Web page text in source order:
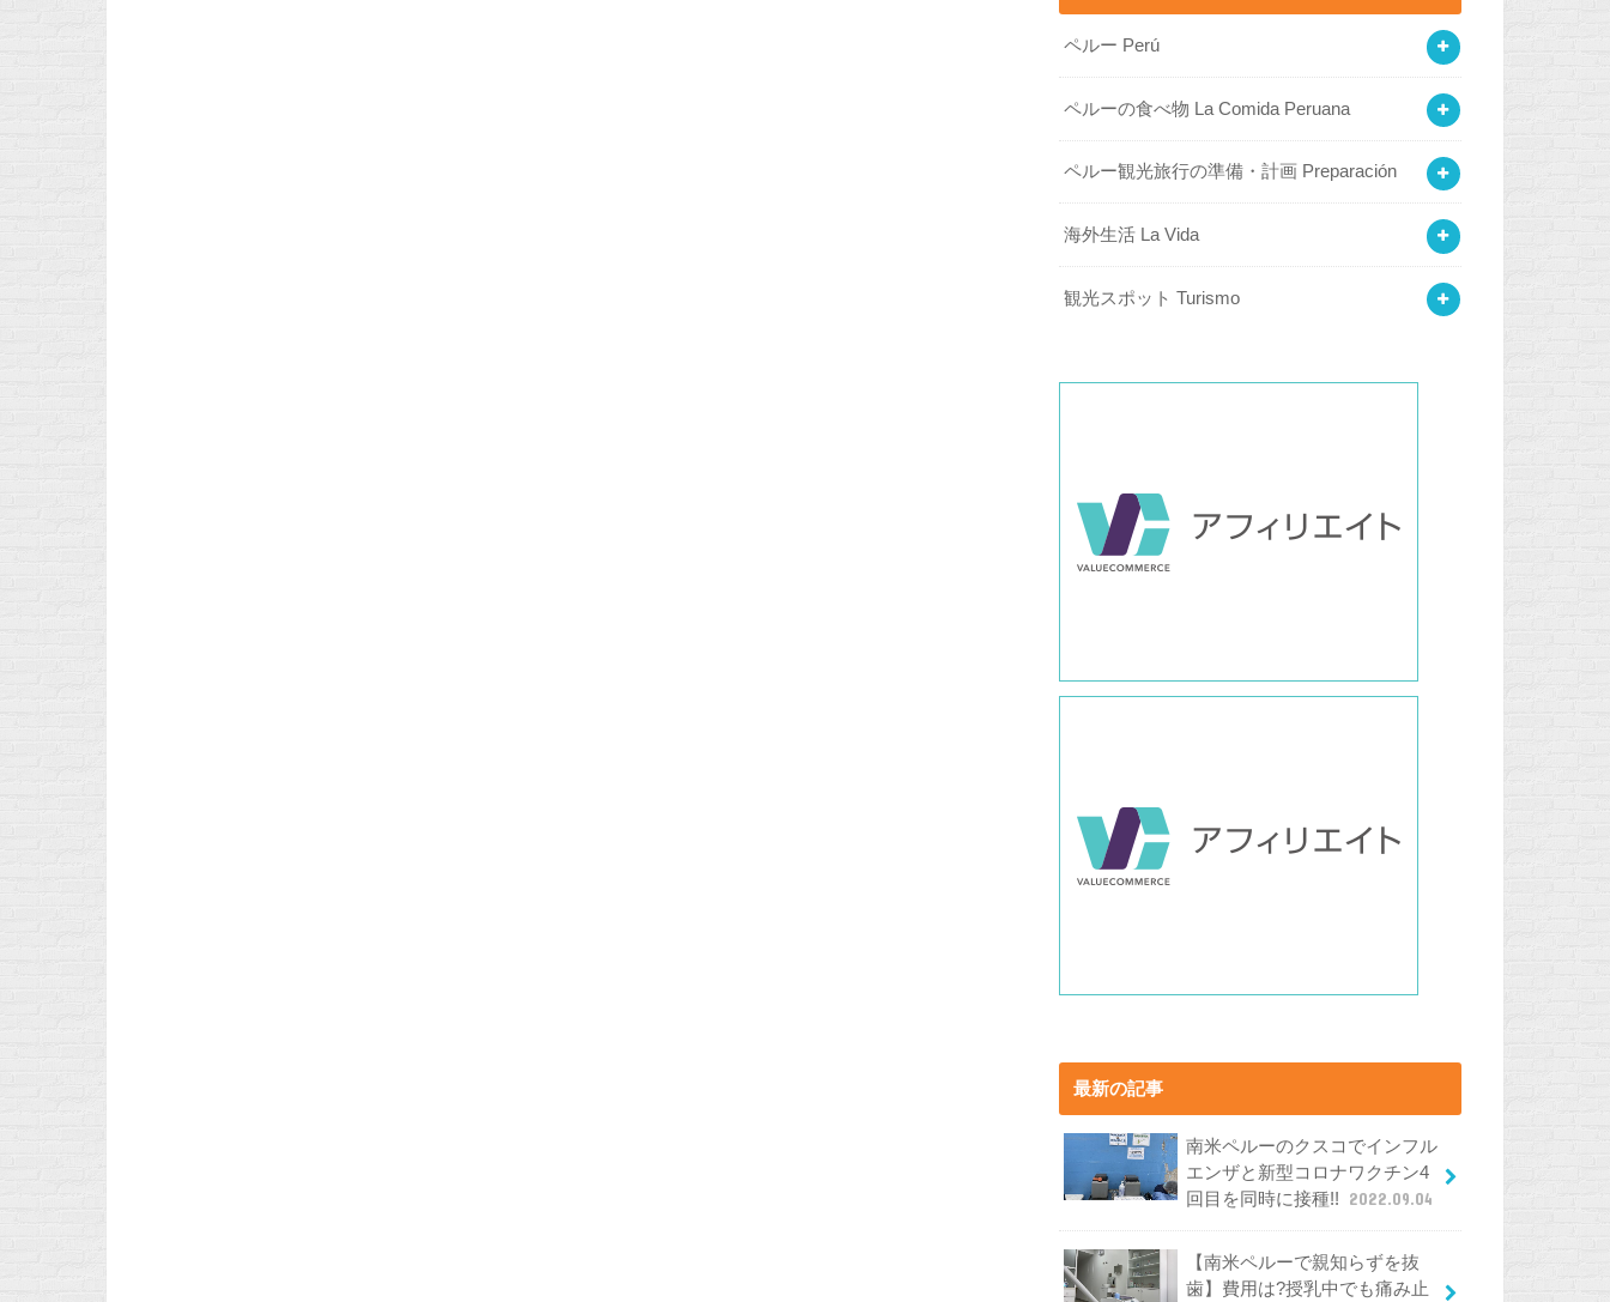
ペルー Perú
ペルーの食べ物 La Comida Peruana
ペルー観光旅行の準備・計画 Preparación
海外生活 La Vida
観光スポット Turismo
最新の記事
南米ペルーのクスコでインフル
エンザと新型コロナワクチン4
回目を同時に接種!!
2022.09.04
【南米ペルーで親知らずを抜
歯】費用は?授乳中でも痛み止